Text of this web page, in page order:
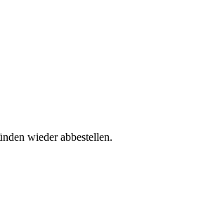
wieder abbestellen.